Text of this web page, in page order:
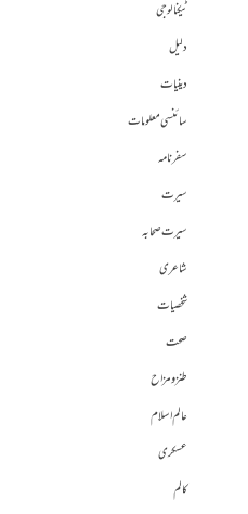
ٹیکنالوجی
دلیل
دینیات
سائنسی معلومات
سفرنامہ
سیرت
سیرت صحابہ
شاعری
شخصیات
صحت
طنز و مزاح
عالم اسلام
عسکری
کالم